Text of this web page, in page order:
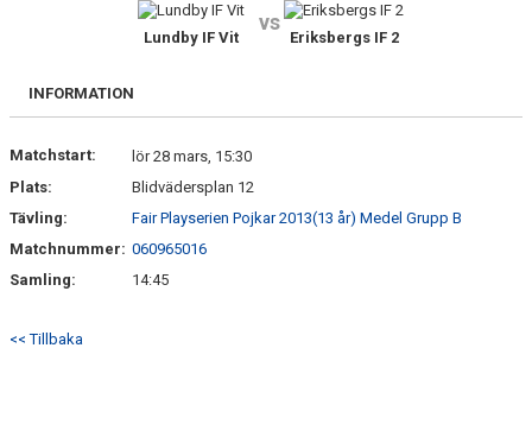
BILDGALLERI
KONTAKT
Lundby IF Vit
vs
Eriksbergs IF 2
INFORMATION
Matchstart:
lör 28 mars, 15:30
Plats:
Blidvädersplan 12
Tävling:
Fair Playserien Pojkar 2013(13 år) Medel Grupp B
Matchnummer: 060965016
Samling:
14:45
<< Tillbaka